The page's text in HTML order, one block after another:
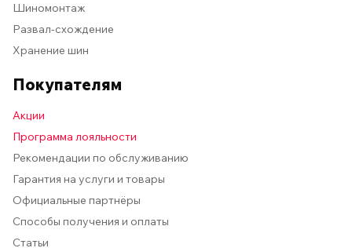
Шиномонтаж
Развал-схождение
Хранение шин
Покупателям
Акции
Программа лояльности
Рекомендации по обслуживанию
Гарантия на услуги и товары
Официальные партнёры
Способы получения и оплаты
Статьи